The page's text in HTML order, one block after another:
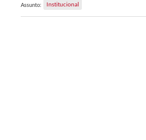
Assunto: Institucional